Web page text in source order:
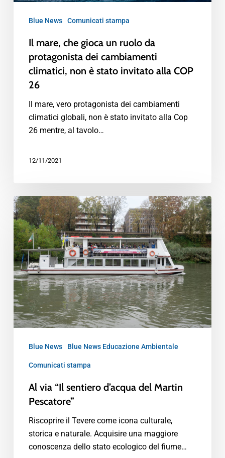
Blue News Comunicati stampa
Il mare, che gioca un ruolo da
protagonista dei cambiamenti
climatici, non è stato invitato alla COP
26
Il mare, vero protagonista dei cambiamenti
climatici globali, non è stato invitato alla Cop
26 mentre, al tavolo…
12/11/2021
Blue News Blue News Educazione Ambientale
Comunicati stampa
Al via “Il sentiero d’acqua del Martin
Pescatore”
Riscoprire il Tevere come icona culturale,
storica e naturale. Acquisire una maggiore
conoscenza dello stato ecologico del fiume…